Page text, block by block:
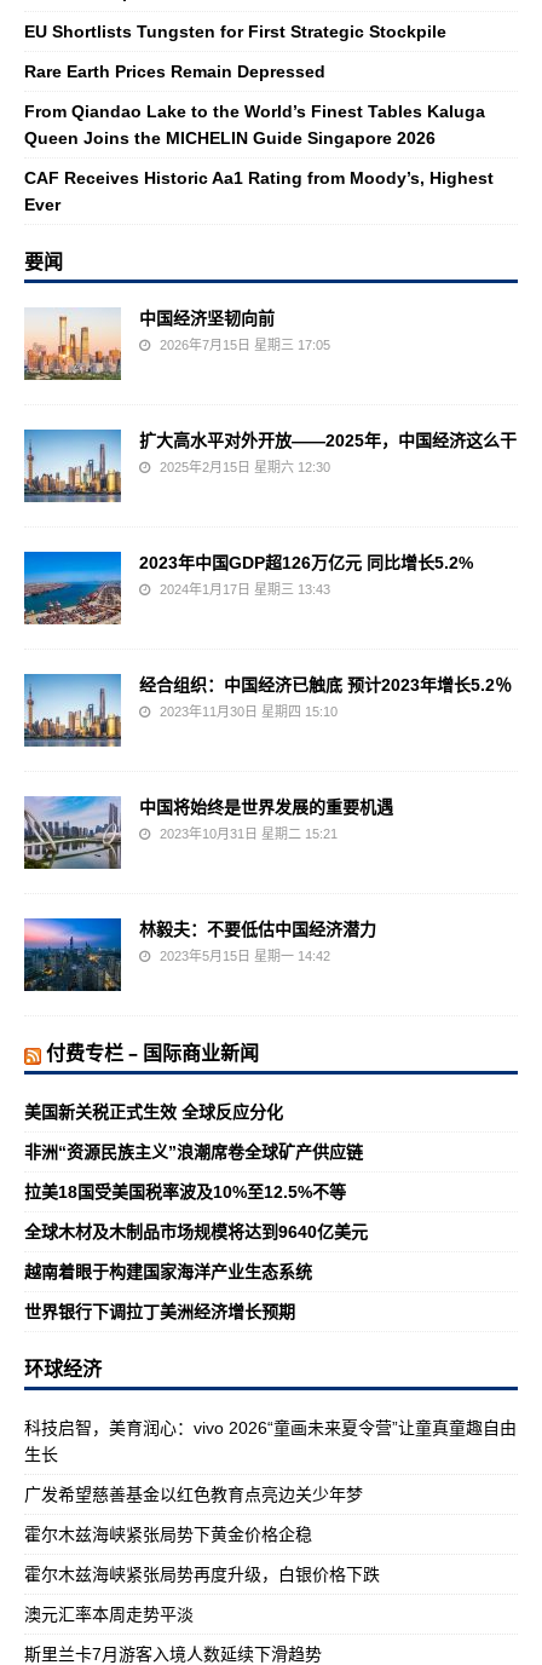
EU Shortlists Tungsten for First Strategic Stockpile
Rare Earth Prices Remain Depressed
From Qiandao Lake to the World’s Finest Tables Kaluga
Queen Joins the MICHELIN Guide Singapore 2026
CAF Receives Historic Aa1 Rating from Moody’s, Highest
Ever
要闻
中国经济坚韧向前
2026年7月15日 星期三 17:05
扩大高水平对外开放——2025年，中国经济这么干
2025年2月15日 星期六 12:30
2023年中国GDP超126万亿元 同比增长5.2%
2024年1月17日 星期三 13:43
经合组织：中国经济已触底 预计2023年增长5.2％
2023年11月30日 星期四 15:10
中国将始终是世界发展的重要机遇
2023年10月31日 星期二 15:21
林毅夫：不要低估中国经济潜力
2023年5月15日 星期一 14:42
付费专栏 – 国际商业新闻
美国新关税正式生效 全球反应分化
非洲“资源民族主义”浪潮席卷全球矿产供应链
拉美18国受美国税率波及10%至12.5%不等
全球木材及木制品市场规模将达到9640亿美元
越南着眼于构建国家海洋产业生态系统
世界银行下调拉丁美洲经济增长预期
环球经济
科技启智，美育润心：vivo 2026“童画未来夏令营”让童真童趣自由
生长
广发希望慈善基金以红色教育点亮边关少年梦
霍尔木兹海峡紧张局势下黄金价格企稳
霍尔木兹海峡紧张局势再度升级，白银价格下跌
澳元汇率本周走势平淡
斯里兰卡7月游客入境人数延续下滑趋势